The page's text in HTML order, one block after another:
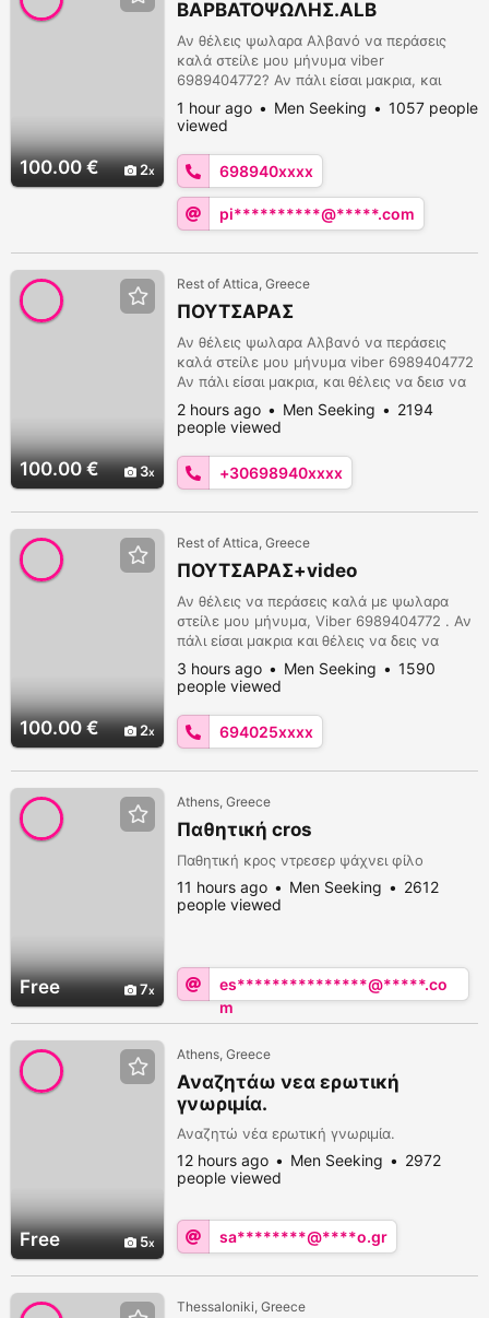
100.00 € 2
ΒΑΡΒΑΤΟΨΩΛΗΣ.ALB
Αν θέλεις ψωλαρα Αλβανό να περάσεις
καλά στείλε μου μήνυμα viber
6989404772? Αν πάλι είσαι μακρια, και
θέλεις να δεισ να γαμαω πουστρακια και να
ξεφτιλιζω, και να τον παίζω και να χινω, με
Η επιλογή είναι δικιά σου.
1 hour ago Men Seeking
1057 people
viewed
698940xxxx
pi**********@*****.com
100.00 € 3
Rest of Attica, Greece
ΠΟΥΤΣΑΡΑΣ
Αν θέλεις ψωλαρα Αλβανό να περάσεις
καλά στείλε μου μήνυμα viber 6989404772
Αν πάλι είσαι μακρια, και θέλεις να δεισ να
γαμαω πουστρακια και να ξεφτιλιζω, και να
τον παίζω και να χινω, με μπινελικια μ σου
στέλνω 20 βίντεο με 30€. Η επιλογή είναι
δική σου.
2 hours ago Men Seeking
2194
people viewed
+30698940xxxx
100.00 € 2
Rest of Attica, Greece
ΠΟΥΤΣΑΡΑΣ+video
Αν θέλεις να περάσεις καλά με ψωλαρα
στείλε μου μήνυμα, Viber 6989404772 . Αν
πάλι είσαι μακρια και θέλεις να δεις να
γαμαω πουστρακια και να ξεφτιλιζω. Και να
τον παίζω και να χύνω με μπινελικια σου
στείλω 20 βίντεο με 30€ η επιλογή είναι
δική σου.
3 hours ago Men Seeking
1590
people viewed
694025xxxx
Free 7
Athens, Greece
Παθητική cros
Παθητική κρος ντρεσερ ψάχνει φίλο
11 hours ago Men Seeking
2612
people viewed
es***************@*****.co
m
Free 5
Athens, Greece
Αναζητάω νεα ερωτική
γνωριμία.
Αναζητώ νέα ερωτική γνωριμία.
12 hours ago Men Seeking
2972
people viewed
sa********@****o.gr
Thessaloniki, Greece